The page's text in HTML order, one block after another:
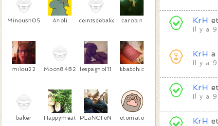
Minoush05 Anoli ceintsdebakelitecarobin
milou22 Moon8482 lespagnol11 kbabchic
baker Happymeat PLaNCToN otomato
KrH
Il y a
KrH a
Il y a
KrH
Il y a
KrH